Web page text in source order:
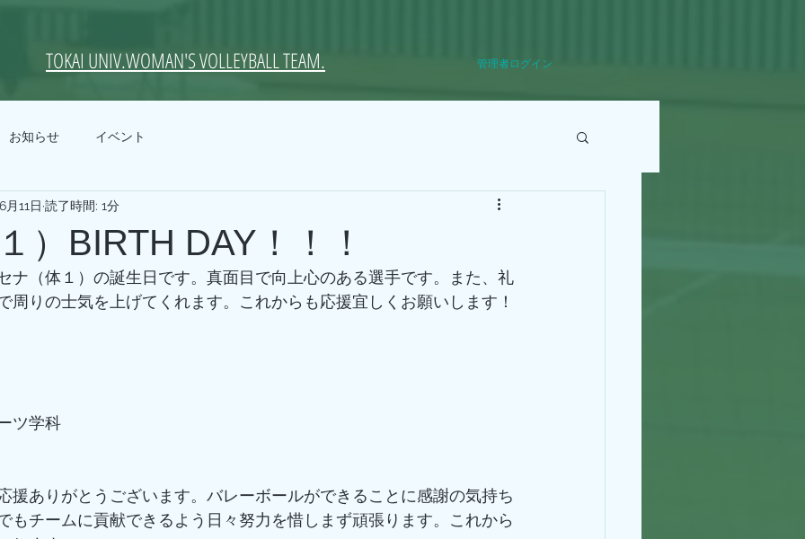
TOKAI UNIV.WOMAN'S VOLLEYBALL TEAM. 管理者ログイン
お知らせ イベント
）BIRTH DAY！！！
月11日 読了時間: 1分
ナ（体１）の誕生日です。真面目で向上心のある選手です。また、礼
周りの士気を上げてくれます。これからも応援宜しくお願いします！
ツ学科
援ありがとうございます。バレーボールができることに感謝の気持ち
もチームに貢献できるよう日々努力を惜しまず頑張ります。これから